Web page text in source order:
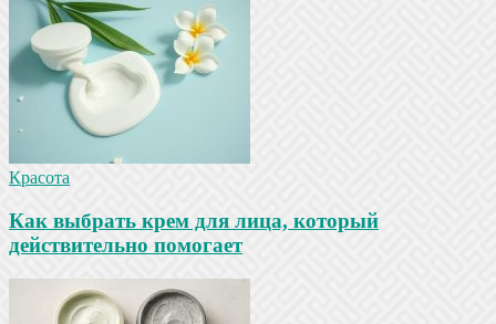
Красота
Как выбрать крем для лица, который
действительно помогает